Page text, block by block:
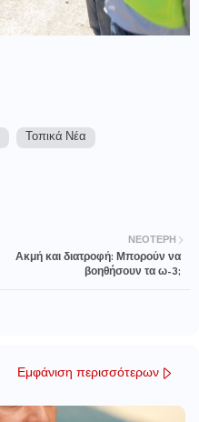
Τοπικά Νέα
ΝΕΌΤΕΡΗ
Ακμή και διατροφή: Μπορούν να
βοηθήσουν τα ω-3;
Εμφάνιση περισσότερων